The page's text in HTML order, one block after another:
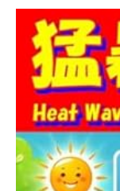
ョ
ン